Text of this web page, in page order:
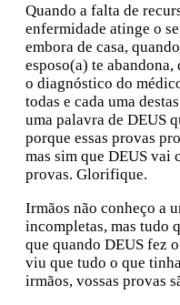
Quando a falta de
enfermidade atinge o
embora de casa,
esposo(a) te
o diagnóstico do
todas e cada uma
uma palavra de DEUS
porque essas provas
mas sim que DEUS vai
provas. Glorifique.
Irmãos não conheço a
incompletas, mas tudo
que quando DEUS fez
viu que tudo o que
irmãos, vossas provas